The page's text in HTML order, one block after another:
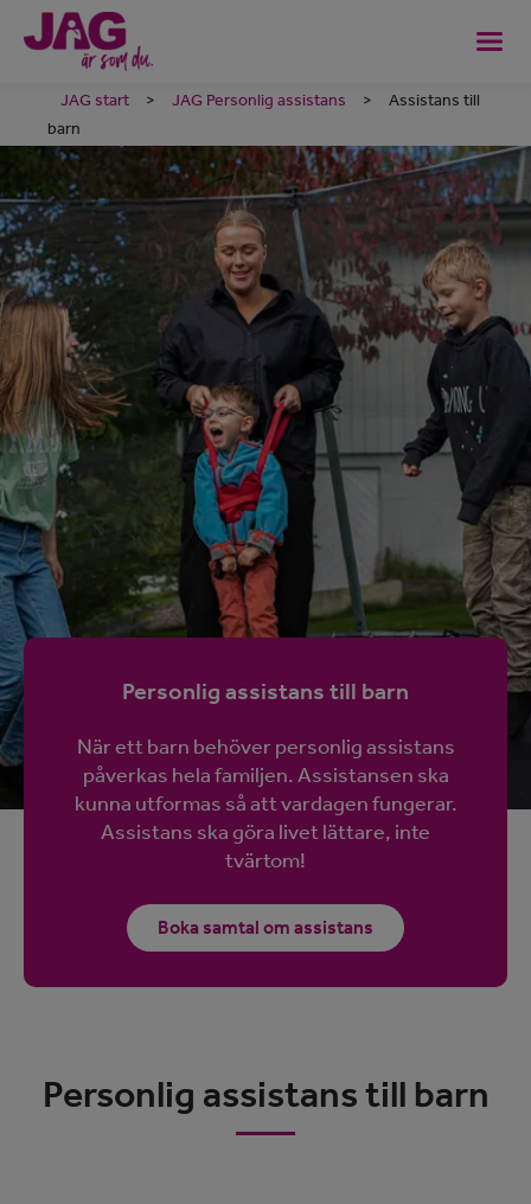
JAG start > JAG Personlig assistans >
Assistans till
barn
Personlig assistans till barn
När ett barn behöver personlig assistans
påverkas hela familjen. Assistansen ska
kunna utformas så att vardagen fungerar.
Assistans ska göra livet lättare, inte
tvärtom!
Boka samtal om assistans
Personlig assistans till barn